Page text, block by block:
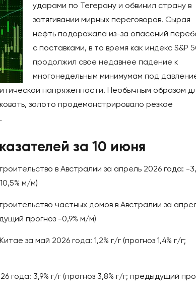
ударами по Тегерану и обвинил страну в
затягивании мирных переговоров. Сырая
нефть подорожала из-за опасений
с поставками, в то время как индекс S&P
продолжил свое недавнее падение к
многонедельным минимумам под
напряженности. Необычным образом
золото продемонстрировало резкое
за 10 июня
в Австралии за апрель 2026 года: -
м/м)
частных домов в Австралии за
прогноз -0,9% м/м)
за май 2026 года: 1,2% г/г (прогноз 1,4% г/г;
года: 3,9% г/г (прогноз 3,8% г/г; предыдущий